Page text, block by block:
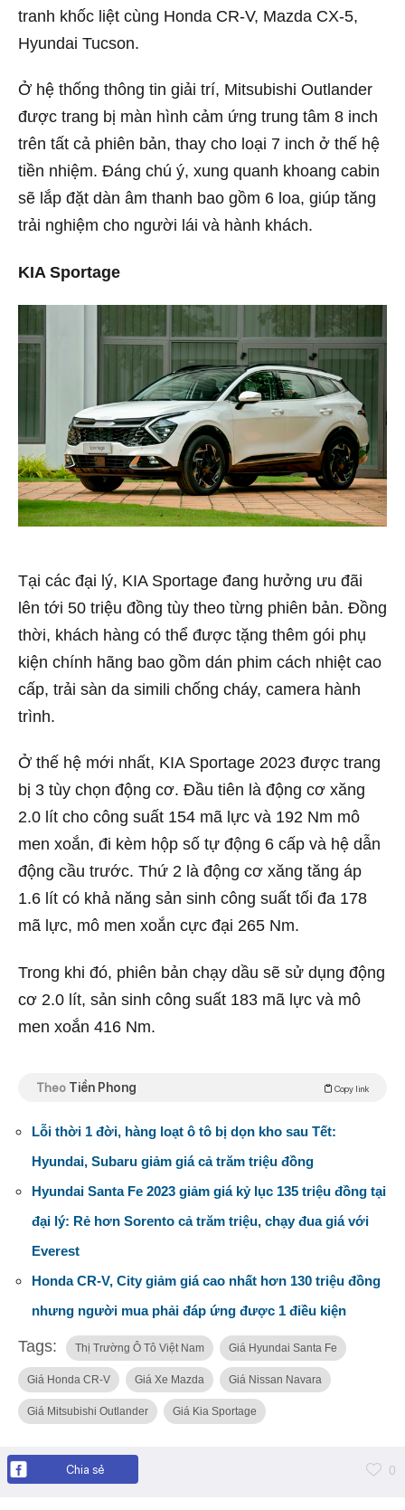
tranh khốc liệt cùng Honda CR-V, Mazda CX-5,
Hyundai Tucson.
Ở hệ thống thông tin giải trí, Mitsubishi Outlander
được trang bị màn hình cảm ứng trung tâm 8 inch
trên tất cả phiên bản, thay cho loại 7 inch ở thế hệ
tiền nhiệm. Đáng chú ý, xung quanh khoang cabin
sẽ lắp đặt dàn âm thanh bao gồm 6 loa, giúp tăng
trải nghiệm cho người lái và hành khách.
KIA Sportage
Tại các đại lý, KIA Sportage đang hưởng ưu đãi
lên tới 50 triệu đồng tùy theo từng phiên bản. Đồng
thời, khách hàng có thể được tặng thêm gói phụ
kiện chính hãng bao gồm dán phim cách nhiệt cao
cấp, trải sàn da simili chống cháy, camera hành
trình.
Ở thế hệ mới nhất, KIA Sportage 2023 được trang
bị 3 tùy chọn động cơ. Đầu tiên là động cơ xăng
2.0 lít cho công suất 154 mã lực và 192 Nm mô
men xoắn, đi kèm hộp số tự động 6 cấp và hệ dẫn
động cầu trước. Thứ 2 là động cơ xăng tăng áp
1.6 lít có khả năng sản sinh công suất tối đa 178
mã lực, mô men xoắn cực đại 265 Nm.
Trong khi đó, phiên bản chạy dầu sẽ sử dụng động
cơ 2.0 lít, sản sinh công suất 183 mã lực và mô
men xoắn 416 Nm.
Theo Tiền Phong Copy link
Lỗi thời 1 đời, hàng loạt ô tô bị dọn kho sau Tết:
Hyundai, Subaru giảm giá cả trăm triệu đồng
Hyundai Santa Fe 2023 giảm giá kỷ lục 135 triệu đồng tại
đại lý: Rẻ hơn Sorento cả trăm triệu, chạy đua giá với
Everest
Honda CR-V, City giảm giá cao nhất hơn 130 triệu đồng
nhưng người mua phải đáp ứng được 1 điều kiện
Tags: Thị Trường Ô Tô Việt Nam Giá Hyundai Santa Fe
Giá Honda CR-V Giá Xe Mazda Giá Nissan Navara
Giá Mitsubishi Outlander Giá Kia Sportage
Chia sẻ 0